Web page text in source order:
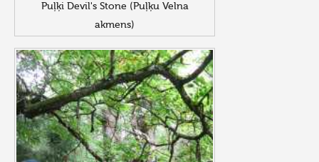
Puļķi Devil's Stone (Puļķu Velna
akmens)